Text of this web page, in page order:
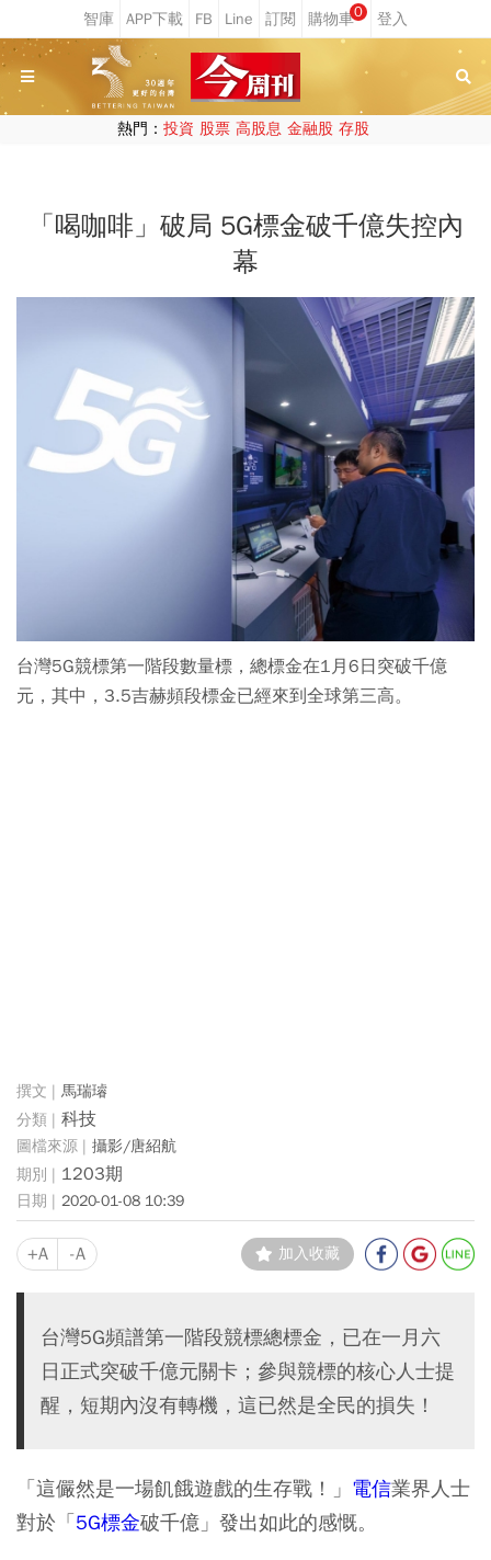
0
熱門： 投資 股票 高股息 金融股 存股
「喝咖啡」破局 5G標金破千億失控內
幕
台灣5G競標第一階段數量標，總標金在1月6日突破千億
元，其中，3.5吉赫頻段標金已經來到全球第三高。
馬瑞璿
科技
攝影/唐紹航
1203期
2020-01-08 10:39
+A -A 加入收藏
台灣5G頻譜第一階段競標總標金，已在一月六
日正式突破千億元關卡；參與競標的核心人士提
醒，短期內沒有轉機，這已然是全民的損失！
「這儼然是一場飢餓遊戲的生存戰！」 電信業界人士
對於「5G標金破千億」發出如此的感慨。